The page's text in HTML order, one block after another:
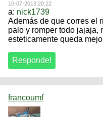
10-07-2013 20:22
a: nick1739
Además de que corres el
palo y romper todo jajaja,
esteticamente queda
francoumf